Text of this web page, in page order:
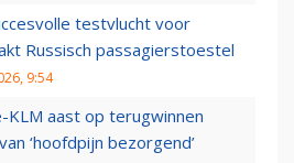
testvlucht voor
Russisch passagierstoestel
9:54
KLM aast op terugwinnen
‘hoofdpijn bezorgend’